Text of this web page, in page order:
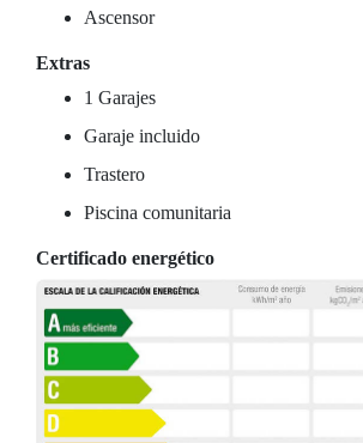
Ascensor
Extras
1 Garajes
Garaje incluido
Trastero
Piscina comunitaria
Certificado energético